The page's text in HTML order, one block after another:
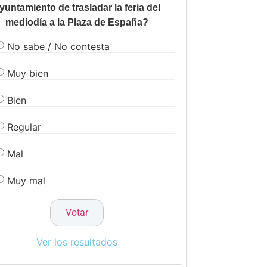
de trasladar la feria del
mediodía a la Plaza de España?
No sabe / No contesta
Muy bien
Bien
Regular
Mal
Muy mal
Ver los resultados